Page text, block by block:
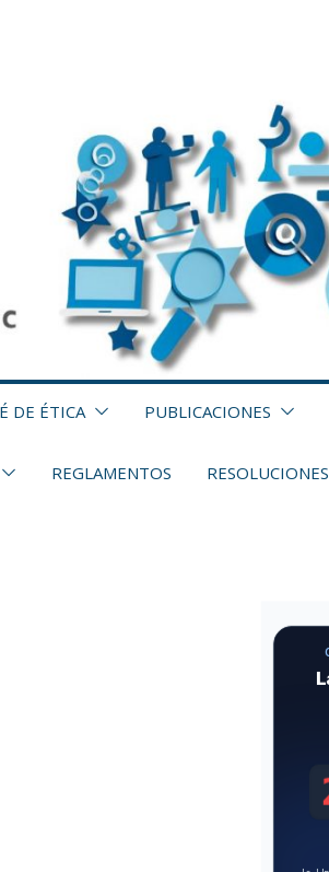
DE ÉTICA PUBLICACIONES
REGLAMENTOS RESOLUCIONES